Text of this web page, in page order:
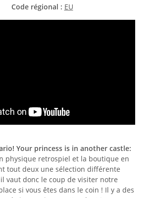
Code régional : EU
Your princess is in another castle:
physique retrospiel et la boutique en
tout deux une sélection différente
vaut donc le coup de visiter notre
si vous êtes dans le coin ! Il y a des